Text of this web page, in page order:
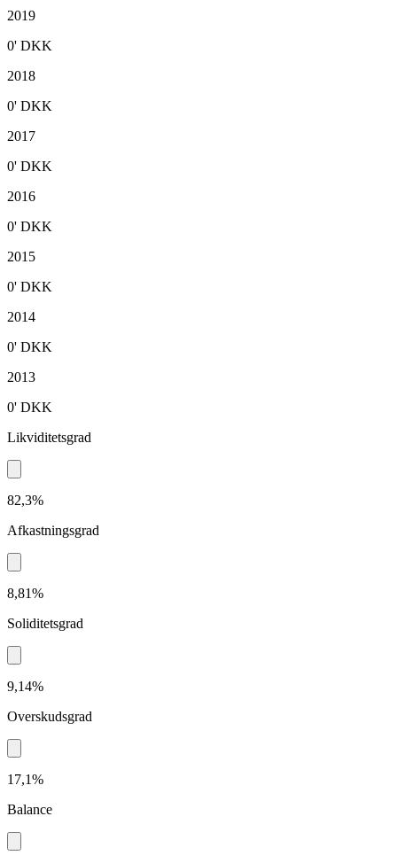
2019
0' DKK
2018
0' DKK
2017
0' DKK
2016
0' DKK
2015
0' DKK
2014
0' DKK
2013
0' DKK
Likviditetsgrad
82,3%
Afkastningsgrad
8,81%
Soliditetsgrad
9,14%
Overskudsgrad
17,1%
Balance